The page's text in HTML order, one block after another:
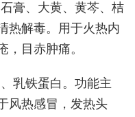
膏、大黄、黄芩、桔
热解毒。用于火热内
，目赤肿痛。
乳铁蛋白。功能主
风热感冒，发热头